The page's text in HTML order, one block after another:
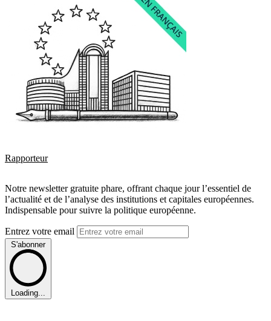
Rapporteur
Notre newsletter gratuite phare, offrant chaque jour l’essentiel de
l’actualité et de l’analyse des institutions et capitales européennes.
Indispensable pour suivre la politique européenne.
Entrez votre email
S'abonner
Loading...